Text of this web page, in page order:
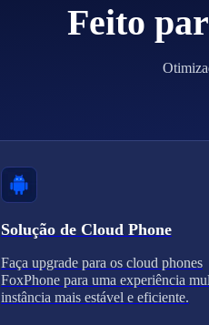
Feito
Solução de Cloud Phone
Faça upgrade para os cloud phones
FoxPhone para uma experiência
instância mais estável e eficiente.